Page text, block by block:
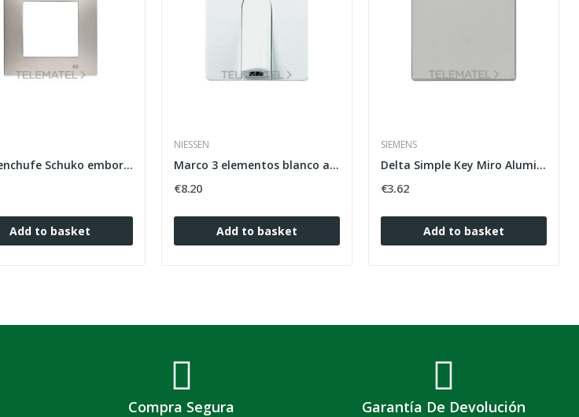
Base enchufe Schuko emborne con tornillo...
Add to basket
NIESSEN
Marco 3 elementos blanco alpino horizontal...
€8.20
Add to basket
SIEMENS
Delta Simple Key Miro Aluminum I-SYS ref:...
€3.62
Add to basket
Compra Segura Garantía De Devolución